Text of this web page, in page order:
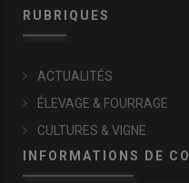
RUBRIQUES
ACTUALITÉS
ÉLEVAGE & FOURRAGE
CULTURES & VIGNE
INFORMATIONS DE